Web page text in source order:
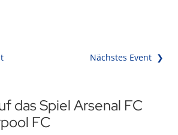
Nächstes Event ❯
das Spiel Arsenal FC
FC